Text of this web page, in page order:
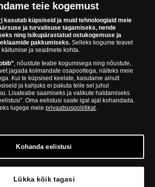
mündilevitajate grupil "Samlerhuset
14 Euroopa riigis. Ettevõtete grupile kuulub
riiklik rahapaja, mis tegutseb alates 1686.
valmistab mõningaid ametlikke Norra ja
ning vermib igal aastal ka Nobeli rahupreemia
spetsialistid täiendavad pidevalt oma teadmisi,
oksjoneid kogu maailmas. Tänu sellele pakub
ainult kõrgeima kvaliteediga tooteid.
- OÜ Eesti Mündiäri | Hobujaama 4, 10151
Tallinn | 688 60 90
teie kogemust
kasutab küpsiseid ja muid tehnoloogiaid meie
ja turvalisuse tagamiseks, nende
ning isikupärastatud ostukogemuse ja
pakkumiseks. Selleks kogume teavet
ja seadmete kohta.
, nõustute teabe kogumisega ning nõustute,
jagada kolmandate osapooltega, näiteks meie
Kui te küpsised keelate, kasutame ainult
ja kahjuks ei pakuta teile sel juhul
Lisateabe saamiseks ja valikute haldamiseks
Oma eelistusi saate igal ajal kohandada.
lugege meieprivaatsuspoliitikat.
Kohanda eelistusi
Lükka kõik tagasi